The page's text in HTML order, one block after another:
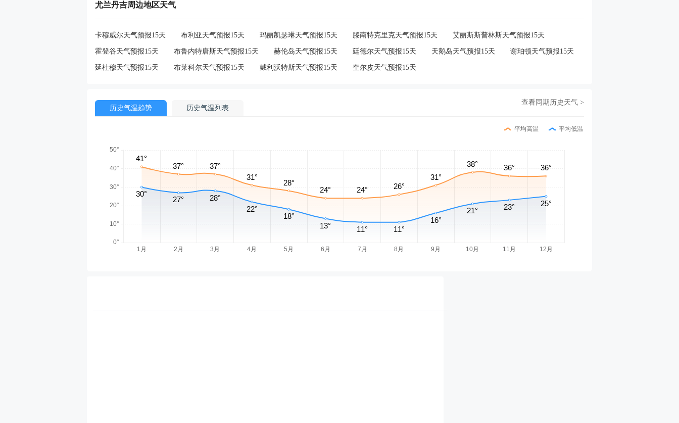
尤兰丹吉周边地区天气
卡穆威尔天气预报15天 布利亚天气预报15天 玛丽凯瑟琳天气预报15天 滕南特克里克天气预报15天 艾丽斯斯普林斯天气预报15天
霍登谷天气预报15天 布鲁内特唐斯天气预报15天 赫伦岛天气预报15天 廷德尔天气预报15天 天鹅岛天气预报15天 谢珀顿天气预报15天
延杜穆天气预报15天 布莱科尔天气预报15天 戴利沃特斯天气预报15天 奎尔皮天气预报15天
历史气温趋势 历史气温列表
查看同期历史天气 >
平均高温 平均低温